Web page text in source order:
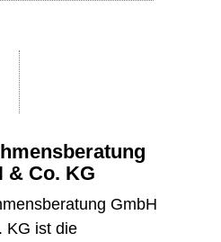
& Co. KG
GmbH
KG ist die